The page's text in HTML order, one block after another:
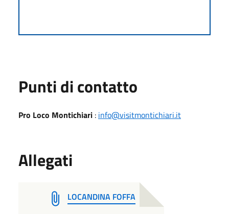
Punti di contatto
Pro Loco Montichiari : info@visitmontichiari.it
Allegati
LOCANDINA FOFFA